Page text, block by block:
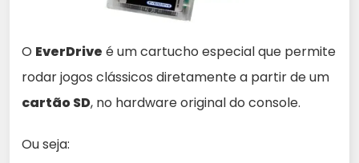
O EverDrive é um cartucho especial que permite
rodar jogos clássicos diretamente a partir de um
cartão SD, no hardware original do console.
Ou seja: